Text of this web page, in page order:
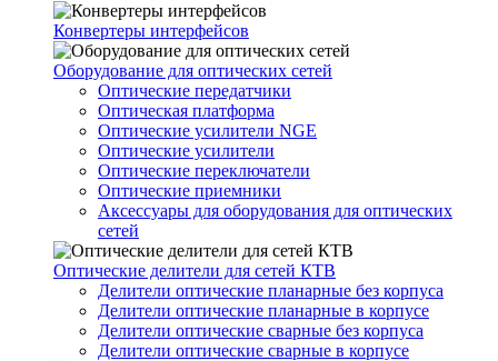
Конвертеры интерфейсов
Оборудование для оптических сетей
Оптические передатчики
Оптическая платформа
Оптические усилители NGE
Оптические усилители
Оптические переключатели
Оптические приемники
Аксессуары для оборудования для оптических
сетей
Оптические делители для сетей КТВ
Делители оптические планарные без корпуса
Делители оптические планарные в корпусе
Делители оптические сварные без корпуса
Делители оптические сварные в корпусе